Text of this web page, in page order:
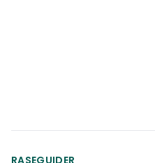
RASEGUIDER